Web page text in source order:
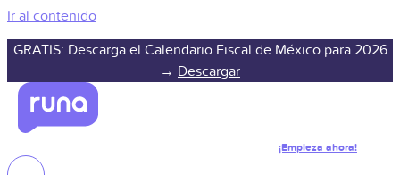
Ir al contenido
GRATIS: Descarga el Calendario Fiscal de México para 2026
→ Descargar
¡Empieza ahora!